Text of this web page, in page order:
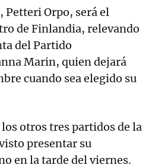
Petteri Orpo, será el
de Finlandia, relevando
del Partido
Marin, quien dejará
cuando sea elegido su
otros tres partidos de la
presentar su
en la tarde del viernes.